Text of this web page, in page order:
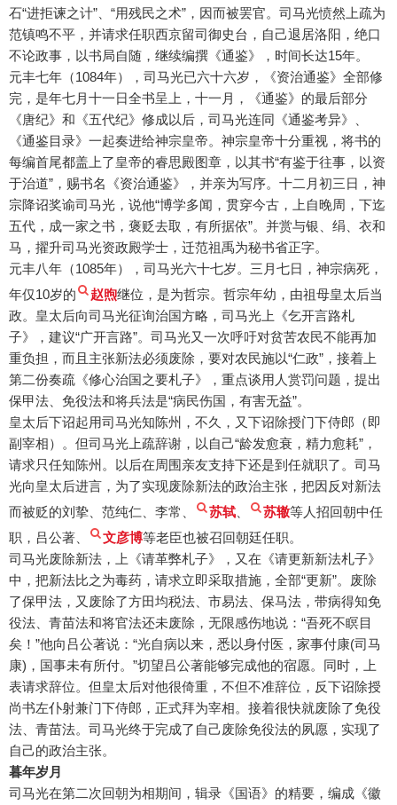
石“进拒谏之计”、“用残民之术”，因而被罢官。司马光愤然上疏为
范镇鸣不平，并请求任职西京留司御史台，自己退居洛阳，绝口
不论政事，以书局自随，继续编撰《通鉴》，时间长达15年。
元丰七年（1084年），司马光已六十六岁，《资治通鉴》全部修
完，是年七月十一日全书呈上，十一月，《通鉴》的最后部分
《唐纪》和《五代纪》修成以后，司马光连同《通鉴考异》、
《通鉴目录》一起奏进给神宗皇帝。神宗皇帝十分重视，将书的
每编首尾都盖上了皇帝的睿思殿图章，以其书“有鉴于往事，以资
于治道”，赐书名《资治通鉴》，并亲为写序。十二月初三日，神
宗降诏奖谕司马光，说他“博学多闻，贯穿今古，上自晚周，下迄
五代，成一家之书，褒贬去取，有所据依”。并赏与银、绢、衣和
马，擢升司马光资政殿学士，迁范祖禹为秘书省正字。
元丰八年（1085年），司马光六十七岁。三月七日，神宗病死，
年仅10岁的
赵煦继位，是为哲宗。哲宗年幼，由祖母皇太后当
政。皇太后向司马光征询治国方略，司马光上《乞开言路札
子》，建议“广开言路”。司马光又一次呼吁对贫苦农民不能再加
重负担，而且主张新法必须废除，要对农民施以“仁政”，接着上
第二份奏疏《修心治国之要札子》，重点谈用人赏罚问题，提出
保甲法、免役法和将兵法是“病民伤国，有害无益”。
皇太后下诏起用司马光知陈州，不久，又下诏除授门下侍郎（即
副宰相）。但司马光上疏辞谢，以自己“龄发愈衰，精力愈耗”，
请求只任知陈州。以后在周围亲友支持下还是到任就职了。司马
光向皇太后进言，为了实现废除新法的政治主张，把因反对新法
而被贬的刘挚、范纯仁、李常、
苏轼 苏辙等人招回朝中任
职，吕公著、
文彦博等老臣也被召回朝廷任职。
司马光废除新法，上《请革弊札子》，又在《请更新新法札子》
中，把新法比之为毒药，请求立即采取措施，全部“更新”。废除
了保甲法，又废除了方田均税法、市易法、保马法，带病得知免
役法、青苗法和将官法还未废除，无限感伤地说：“吾死不瞑目
矣！”他向吕公著说：“光自病以来，悉以身付医，家事付康(司马
康)，国事未有所付。”切望吕公著能够完成他的宿愿。同时，上
表请求辞位。但皇太后对他很倚重，不但不准辞位，反下诏除授
尚书左仆射兼门下侍郎，正式拜为宰相。接着很快就废除了免役
法、青苗法。司马光终于完成了自己废除免役法的夙愿，实现了
自己的政治主张。
暮年岁月
司马光在第二次回朝为相期间，辑录《国语》的精要，编成《徽